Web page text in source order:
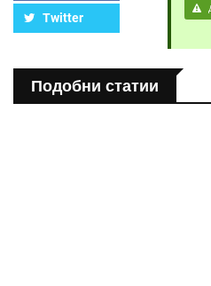
Twitter
Подобни статии